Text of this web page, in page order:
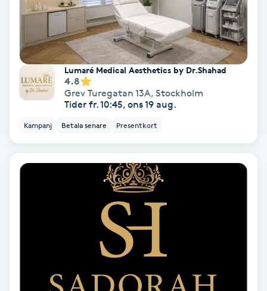
Nagelförlängning gelé
Nagelförlängning glasfiber
Nagelförlängning silke
Nagelklippning
Naglar borttagning
Lumaré Medical Aesthetics by Dr.Shahad
4.8
Grev Turegatan 13A, Stockholm
Tider fr. 10:45, ons 19 aug.
Kampanj Betala senare Presentkort